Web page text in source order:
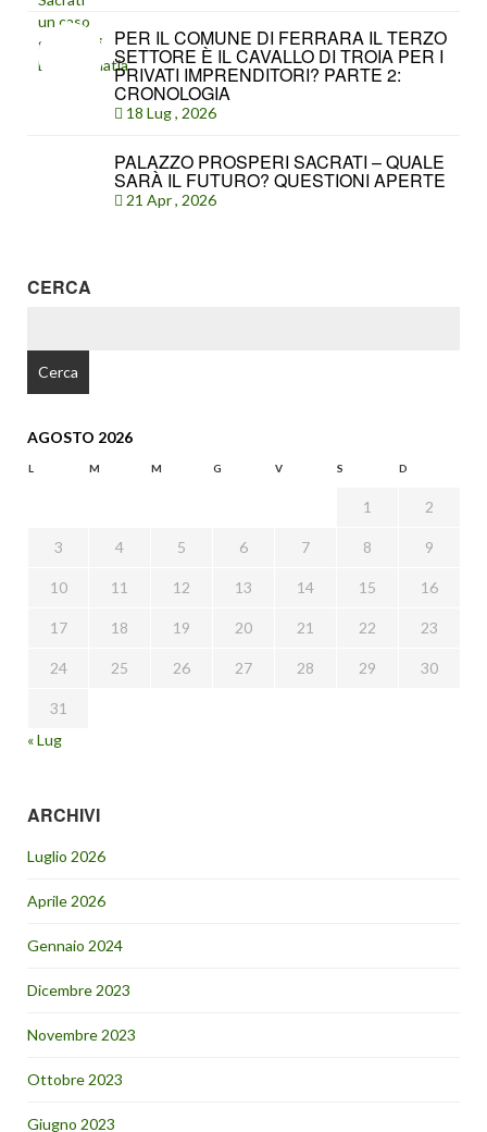
PER IL COMUNE DI FERRARA IL TERZO
SETTORE È IL CAVALLO DI TROIA PER I
PRIVATI IMPRENDITORI? PARTE 2:
CRONOLOGIA
18 Lug , 2026
PALAZZO PROSPERI SACRATI – QUALE
SARÀ IL FUTURO? QUESTIONI APERTE
21 Apr , 2026
CERCA
AGOSTO 2026
L M M G V S D
1 2
3 4 5 6 7 8 9
10 11 12 13 14 15 16
17 18 19 20 21 22 23
24 25 26 27 28 29 30
31
« Lug
ARCHIVI
Luglio 2026
Aprile 2026
Gennaio 2024
Dicembre 2023
Novembre 2023
Ottobre 2023
Giugno 2023